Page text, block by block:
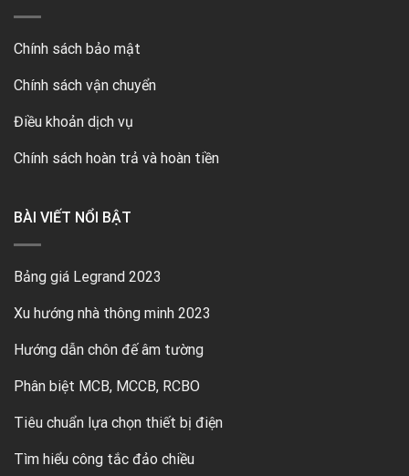
Chính sách bảo mật
Chính sách vận chuyển
Điều khoản dịch vụ
Chính sách hoàn trả và hoàn tiền
BÀI VIẾT NỔI BẬT
Bảng giá Legrand 2023
Xu hướng nhà thông minh 2023
Hướng dẫn chôn đế âm tường
Phân biệt MCB, MCCB, RCBO
Tiêu chuẩn lựa chọn thiết bị điện
Tìm hiểu công tắc đảo chiều